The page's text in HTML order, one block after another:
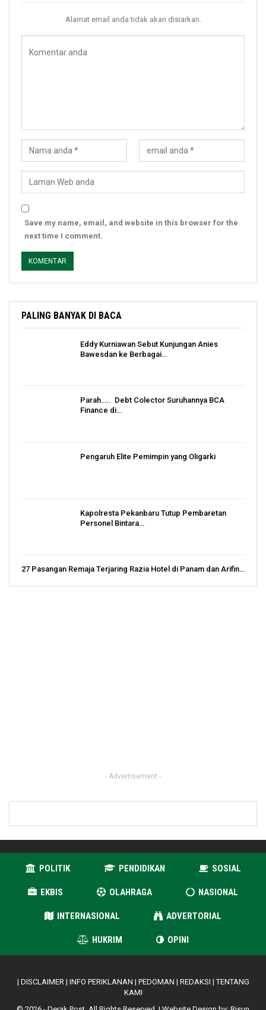
Alamat email anda tidak akan disiarkan.
Save my name, email, and website in this browser for the
next time I comment.
PALING BANYAK DI BACA
Eddy Kurniawan Sebut Kunjungan Anies
Bawesdan ke Berbagai…
Parah….. Debt Colector Suruhannya BCA
Finance di…
Pengaruh Elite Pemimpin yang Oligarki
Kapolresta Pekanbaru Tutup Pembaretan
Personel Bintara…
27 Pasangan Remaja Terjaring Razia Hotel di Panam dan Arifin…
- Advertisement -
POLITIK PENDIDIKAN SOSIAL
EKBIS OLAHRAGA NASIONAL
INTERNASIONAL ADVERTORIAL
HUKRIM OPINI
| DISCLAIMER| INFO PERIKLANAN | PEDOMAN | REDAKSI |TENTANG
KAMI